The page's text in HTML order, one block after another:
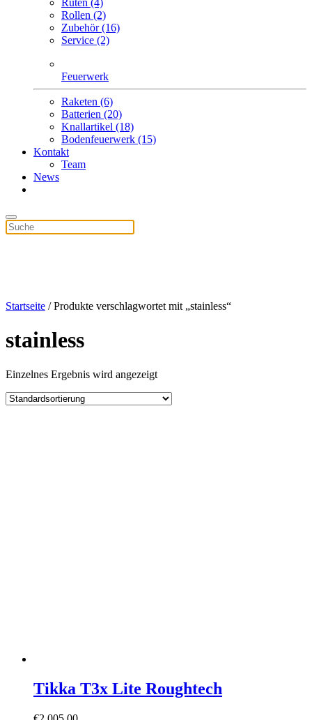
Ruten (4)
Rollen (2)
Zubehör (16)
Service (2)
Feuerwerk
Raketen (6)
Batterien (20)
Knallartikel (18)
Bodenfeuerwerk (15)
Kontakt
Team
News
Startseite / Produkte verschlagwortet mit „stainless“
stainless
Einzelnes Ergebnis wird angezeigt
Tikka T3x Lite Roughtech